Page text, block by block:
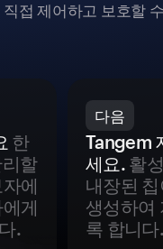
접 제어하고 보호할
한
할
에
게
.
다음
Tangem
세요.활
내장된
생성하여
록 합니다.